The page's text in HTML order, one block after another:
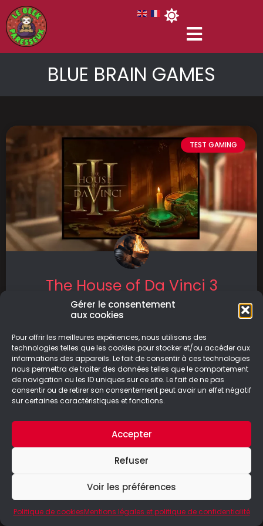
Gérer le consentement
aux cookies
Pour offrir les meilleures expériences, nous utilisons des
technologies telles que les cookies pour stocker et/ou accéder aux
informations des appareils. Le fait de consentir à ces technologies
nous permettra de traiter des données telles que le comportement
de navigation ou les ID uniques sur ce site. Le fait de ne pas
consentir ou de retirer son consentement peut avoir un effet négatif
sur certaines caractéristiques et fonctions.
Accepter
Refuser
Voir les préférences
Politique de cookiesMentions légales et politique de confidentialité
BLUE BRAIN GAMES
TEST GAMING
The House of Da Vinci 3
The House of Da Vinci 3 est un jeu d’énigmes
célèbre
LIRE LA SUITE
29/09/2024
© Le Geek Paresseux –Mentions légales & Politique de